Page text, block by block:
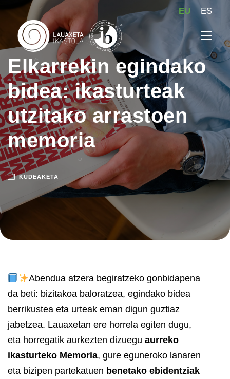
EU ES
Elkarrekin egindako
bidea: ikasturteak
utzitako arrastoen
memoria
KUDEAKETA
Abendua atzera begiratzeko gonbidapena
da beti: bizitakoa baloratzea, egindako bidea
berrikustea eta urteak eman digun guztiaz
jabetzea. Lauaxetan ere horrela egiten dugu,
eta horregatik aurkezten dizuegu aurreko
ikasturteko Memoria, gure eguneroko lanaren
eta bizipen partekatuen benetako ebidentziak